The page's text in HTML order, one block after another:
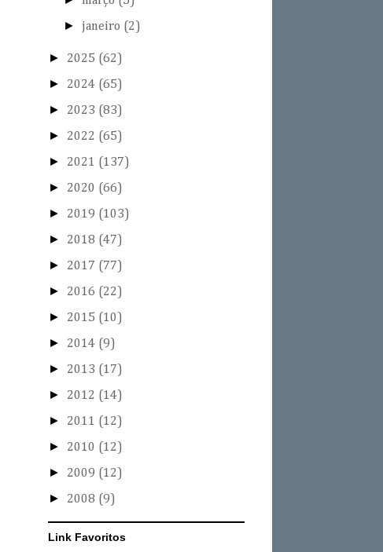
► janeiro (2)
► 2025 (62)
► 2024 (65)
► 2023 (83)
► 2022 (65)
► 2021 (137)
► 2020 (66)
► 2019 (103)
► 2018 (47)
► 2017 (77)
► 2016 (22)
► 2015 (10)
► 2014 (9)
► 2013 (17)
► 2012 (14)
► 2011 (12)
► 2010 (12)
► 2009 (12)
► 2008 (9)
Link Favoritos